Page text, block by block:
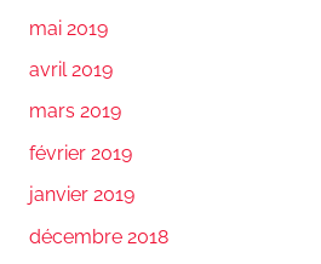
mai 2019
avril 2019
mars 2019
février 2019
janvier 2019
décembre 2018